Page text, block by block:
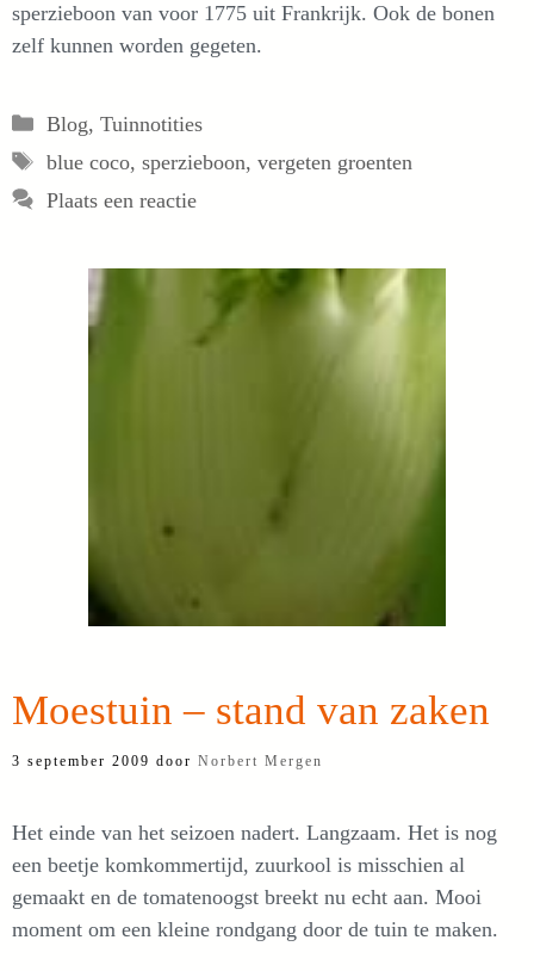
sperzieboon van voor 1775 uit Frankrijk. Ook de bonen
zelf kunnen worden gegeten.
Categorieën
Blog, Tuinnotities
Tags
blue coco, sperzieboon, vergeten groenten
Plaats een reactie
Moestuin – stand van zaken
3 september 2009 door Norbert Mergen
Het einde van het seizoen nadert. Langzaam. Het is nog
een beetje komkommertijd, zuurkool is misschien al
gemaakt en de tomatenoogst breekt nu echt aan. Mooi
moment om een kleine rondgang door de tuin te maken.